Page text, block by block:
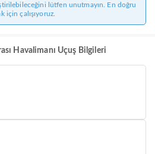
lütfen unutmayın. En doğru
için çalışıyoruz.
Havalimanı Uçuş Bilgileri